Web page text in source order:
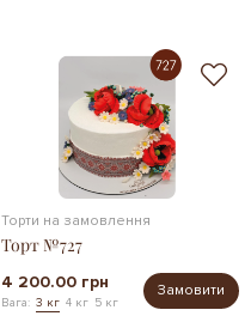
Торти на замовлення
Торт №727
4 200.00 грн
Вага: 3 кг 4 кг 5 кг
Замовити